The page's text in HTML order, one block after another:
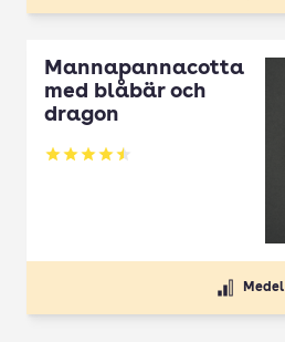
Mannapannacotta
med blåbär och
dragon
Betyg: 4.5 av 5
Medel